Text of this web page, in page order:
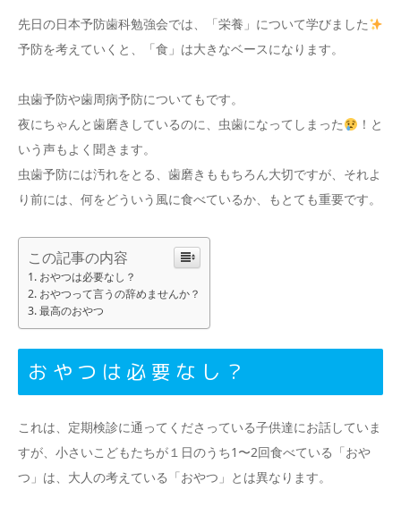
先日の日本予防歯科勉強会では、「栄養」について学びました
予防を考えていくと、「食」は大きなベースになります。
虫歯予防や歯周病予防についてもです。
夜にちゃんと歯磨きしているのに、虫歯になってしまった
！と
いう声もよく聞きます。
虫歯予防には汚れをとる、歯磨きももちろん大切ですが、それよ
り前には、何をどういう風に食べているか、もとても重要です。
この記事の内容
おやつは必要なし？
おやつって言うの辞めませんか？
最高のおやつ
おやつは必要なし？
これは、定期検診に通ってくださっている子供達にお話していま
すが、小さいこどもたちが１日のうち1〜2回食べている「おや
つ」は、大人の考えている「おやつ」とは異なります。